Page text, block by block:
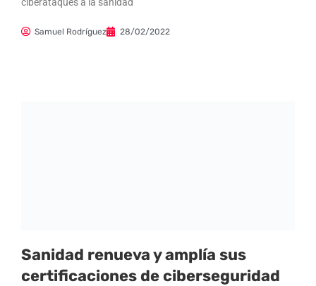
ciberataques a la sanidad
Samuel Rodríguez 28/02/2022
Sanidad renueva y amplía sus
certificaciones de ciberseguridad